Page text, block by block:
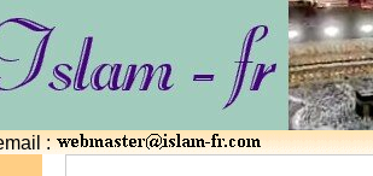
: